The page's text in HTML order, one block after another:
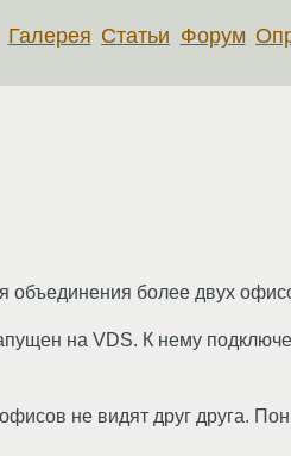
Галерея Статьи Форум
объединения более двух
на VDS. К нему
не видят друг друга.